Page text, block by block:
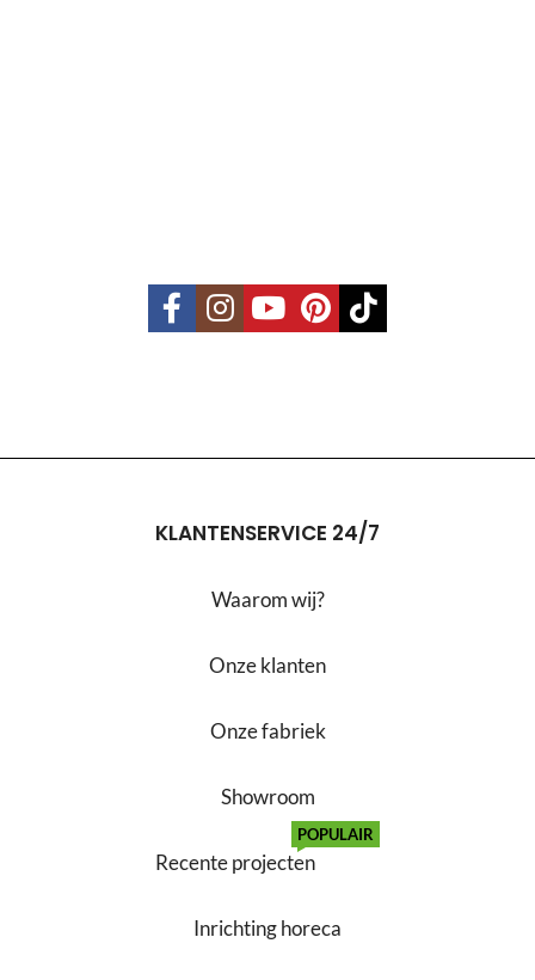
KLANTENSERVICE 24/7
Waarom wij?
Onze klanten
Onze fabriek
Showroom
Recente projecten
POPULAIR
Inrichting horeca